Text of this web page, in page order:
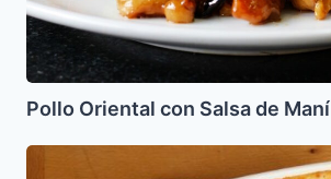
Pollo Oriental con Salsa de Maní
Arroz